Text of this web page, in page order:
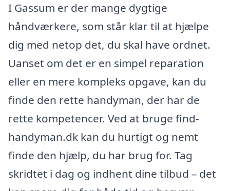
I Gassum er der mange dygtige
håndværkere, som står klar til at hjælpe
dig med netop det, du skal have ordnet.
Uanset om det er en simpel reparation
eller en mere kompleks opgave, kan du
finde den rette handyman, der har de
rette kompetencer. Ved at bruge find-
handyman.dk kan du hurtigt og nemt
finde den hjælp, du har brug for. Tag
skridtet i dag og indhent dine tilbud – det